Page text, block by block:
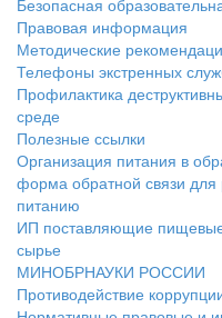
Безопасная
Правовая информация
Методические
Телефоны экстренных
Профилактика
среде
Полезные ссылки
Организация питания в
форма обратной связи
питанию
ИП поставляющие пищевые
сырье
МИНОБРНАУКИ РОССИИ
Противодействие